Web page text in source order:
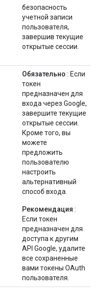
безопасность
учетной записи
пользователя,
завершив текущие
открытые сессии.
Обязательно : Если
токен
предназначен для
входа через Google,
завершите текущие
открытые сессии.
Кроме того, вы
можете
предложить
пользователю
настроить
альтернативный
способ входа.
Рекомендация :
Если токен
предназначен для
доступа к другим
API Google, удалите
все сохраненные
вами токены OAuth
пользователя.